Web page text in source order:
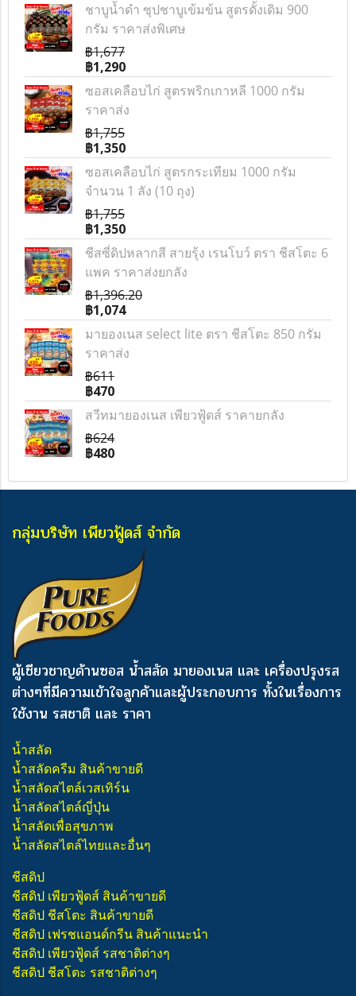
ชาบูน้ำดำ ซุปชาบูเข้มข้น สูตรดั้งเดิม 900
กรัม ราคาส่งพิเศษ
฿1,677
฿1,290
ซอสเคลือบไก่ สูตรพริกเกาหลี 1000 กรัม
ราคาส่ง
฿1,755
฿1,350
ซอสเคลือบไก่ สูตรกระเทียม 1000 กรัม
จำนวน 1 ลัง (10 ถุง)
฿1,755
฿1,350
ชีสซี่ดิปหลากสี สายรุ้ง เรนโบว์ ตรา ชีสโตะ 6
แพค ราคาส่งยกลัง
฿1,396.20
฿1,074
มายองเนส select lite ตรา ชีสโตะ 850 กรัม
ราคาส่ง
฿611
฿470
สวีทมายองเนส เพียวฟู้ดส์ ราคายกลัง
฿624
฿480
กลุ่มบริษัท เพียวฟู้ดส์ จำกัด
ผู้เชียวชาญด้านซอส น้ำสลัด มายองเนส และ เครื่องปรุงรส
ต่างๆที่มีความเข้าใจลูกค้าและผู้ประกอบการ ทั้งในเรื่องการ
ใช้งาน รสชาติ และ ราคา
น้ำสลัด
น้ำสลัดครีม สินค้าขายดี
น้ำสลัดสไตล์เวสเทิร์น
น้ำสลัดสไตล์ญี่ปุ่น
น้ำสลัดเพื่อสุขภาพ
น้ำสลัดสไตล์ไทยและอื่นๆ
ชีสดิป
ชีสดิป เพียวฟู้ดส์ สินค้าขายดี
ชีสดิป ชีสโตะ สินค้าขายดี
ชีสดิป เฟรชแอนด์กรีน สินค้าแนะนำ
ชีสดิป เพียวฟู้ดส์ รสชาติต่างๆ
ชีสดิป ชีสโตะ รสชาติต่างๆ